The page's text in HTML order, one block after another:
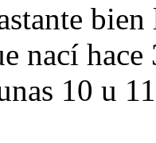
nací
10 u